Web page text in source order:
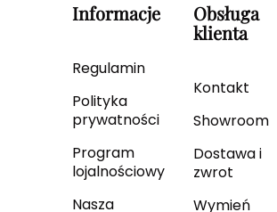
Informacje
Regulamin
Polityka
prywatności
Program
lojalnościowy
Nasza
Obsługa
klienta
Kontakt
Showroom
Dostawa i
zwrot
Wymień